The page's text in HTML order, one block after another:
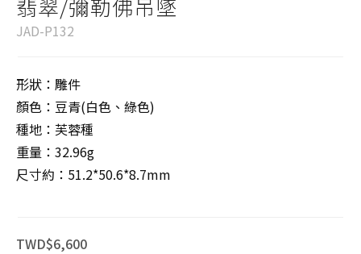
翡翠/彌勒佛吊墜
JAD-P132
形狀：雕件
顏色：豆青(白色、綠色)
種地：芙蓉種
重量：32.96g
尺寸約：51.2*50.6*8.7mm
TWD$6,600